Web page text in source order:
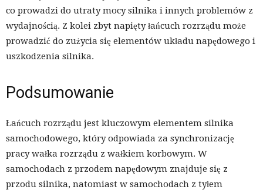
co prowadzi do utraty mocy silnika i innych problemów z
wydajnością. Z kolei zbyt napięty łańcuch rozrządu może
prowadzić do zużycia się elementów układu napędowego i
uszkodzenia silnika.
Podsumowanie
Łańcuch rozrządu jest kluczowym elementem silnika
samochodowego, który odpowiada za synchronizację
pracy wałka rozrządu z wałkiem korbowym. W
samochodach z przodem napędowym znajduje się z
przodu silnika, natomiast w samochodach z tyłem